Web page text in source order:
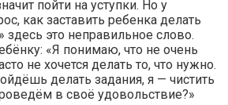
пойти на уступки. Но у
как заставить ребенка делать
здесь это неправильное слово.
«Я понимаю, что не очень
не хочется делать то, что нужно.
делать задания, я — чистить
в своё удовольствие?»